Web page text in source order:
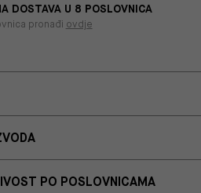
DOSTAVA U 8 POSLOVNICA
pronađi ovdje
PO POSLOVNICAMA